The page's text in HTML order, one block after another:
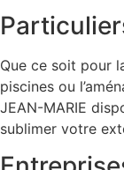
Que ce soit pour
piscines ou
JEAN-MARIE
sublimer votre